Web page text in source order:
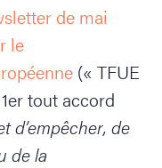
de mai
le
(« TFUE
tout accord
d’empêcher, de
de la